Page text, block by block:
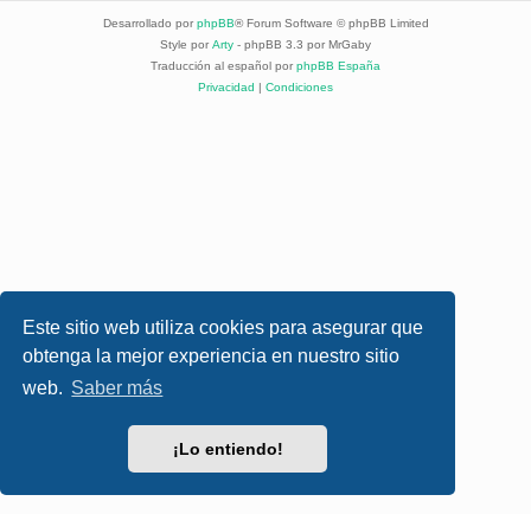
Este sitio web utiliza cookies para asegurar que
obtenga la mejor experiencia en nuestro sitio
web. Saber más
¡Lo entiendo!
Desarrollado por phpBB® Forum Software © phpBB Limited
Style por Arty - phpBB 3.3 por MrGaby
Traducción al español por phpBB España
Privacidad | Condiciones